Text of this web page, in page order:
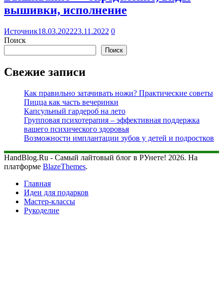
вышивки, исполнение
Источник18.03.202223.11.2022 0
Поиск
Поиск
Свежие записи
Как правильно затачивать ножи? Практические советы
Пицца как часть вечеринки
Капсульный гардероб на лето
Групповая психотерапия – эффективная поддержка
вашего психического здоровья
Возможности имплантации зубов у детей и подростков
HandBlog.Ru - Самый лайтовый блог в РУнете! 2026. На
платформе BlazeThemes.
Главная
Идеи для подарков
Мастер-классы
Рукоделие